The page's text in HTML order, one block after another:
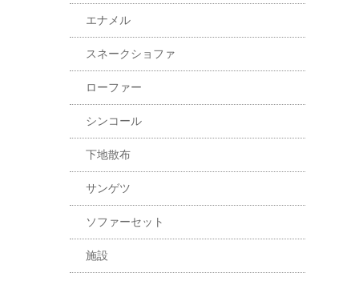
エナメル
スネークショファ
ローファー
シンコール
下地散布
サンゲツ
ソファーセット
施設